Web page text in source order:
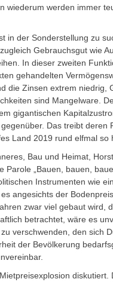
wiederum werden immer
in der Sonderstellung zu
Gebrauchsgut wie
In dieser zweiten
gehandelten
die Zinsen extrem niedrig,
sind Mangelware.
gigantischen
Das treibt deren
Land 2019 rund elfmal so
Bau und Heimat,
„Bauen, bauen,
Instrumenten wie
angesichts der
zwar viel gebaut wird,
betrachtet, wäre es
verschwenden, den sich
der Bevölkerung
diskutiert.